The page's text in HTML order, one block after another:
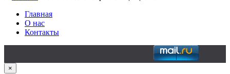
Главная
О нас
Контакты
×